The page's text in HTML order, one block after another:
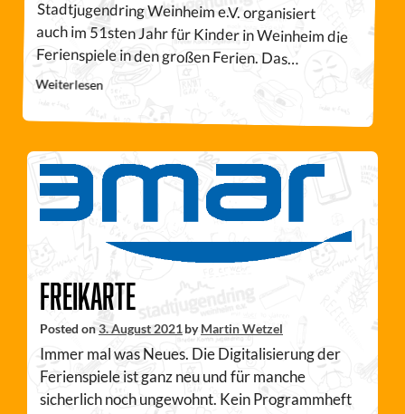
Ferienspiele in den großen Ferien. Das…
Weiterlesen
Freikarte
Posted on3. August 2021byMartin Wetzel
Immer mal was Neues. Die Digitalisierung der
Ferienspiele ist ganz neu und für manche
sicherlich noch ungewohnt. Kein Programmheft